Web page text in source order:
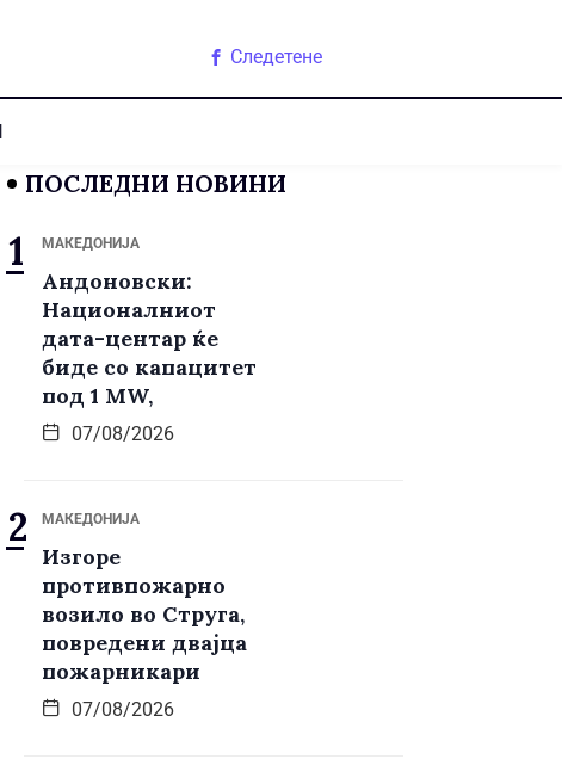
Следетене
ПОСЛЕДНИ НОВИНИ
МАКЕДОНИЈА
Андоновски:
Националниот
дата-центар ќе
биде со капацитет
под 1 MW,
07/08/2026
МАКЕДОНИЈА
Изгоре
противпожарно
возило во Струга,
повредени двајца
пожарникари
07/08/2026